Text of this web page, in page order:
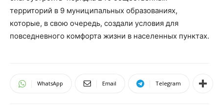
территорий в 9 муниципальных образованиях,
которые, в свою очередь, создали условия для
повседневного комфорта жизни в населенных пунктах.
WhatsApp Email Telegram